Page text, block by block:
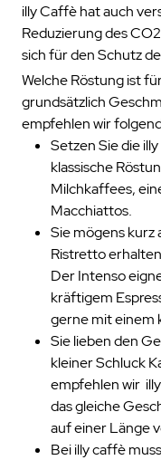
illy Caffè hat auch
Reduzierung des
sich für den Schutz
Welche Röstung ist
grundsätzlich
empfehlen wir
Setzen Sie die
klassische
Milchkaffees,
Macchiattos.
Sie mögens kurz
Ristretto
Der Intenso
kräftigem
gerne mit einem
Sie lieben den
kleiner Schluck
empfehlen wir
das gleiche
auf einer Länge
Bei illy caffè